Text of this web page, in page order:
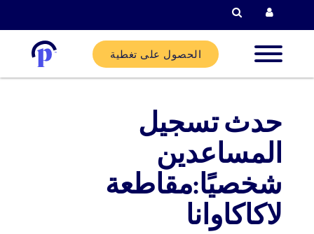
البحث
الحصول على تغطية
حدث تسجيل
المساعدين
شخصيًا:مقاطعة
لاكاكاوانا